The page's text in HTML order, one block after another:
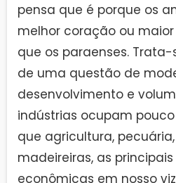
pensa que é porque os
melhor coração ou
que os paraenses.
de uma questão de
desenvolvimento e
indústrias ocupam
que agricultura,
madeireiras, as
econômicas em nosso